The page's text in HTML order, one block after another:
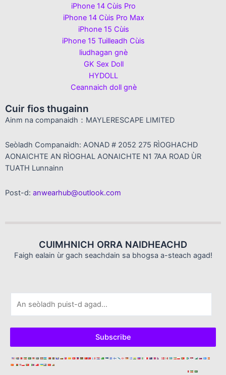
iPhone 14 Cùis Pro
iPhone 14 Cùis Pro Max
iPhone 15 Cùis
iPhone 15 Tuilleadh Cùis
liudhagan gnè
GK Sex Doll
HYDOLL
Ceannaich doll gnè
Cuir fios thugainn
Ainm na companaidh：MAYLERESCAPE LIMITED
Seòladh Companaidh: AONAD # 2052 275 RÌOGHACHD
AONAICHTE AN RÌOGHAL AONAICHTE N1 7AA ROAD ÙR
TUATH Lunnainn
Post-d: anwearhub@outlook.com
CUIMHNICH ORRA NAIDHEACHD
Faigh ealain ùr gach seachdain sa bhogsa a-steach agad!
-
d
*
Subscribe